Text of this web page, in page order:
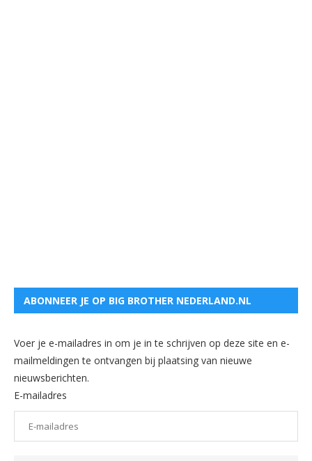
ABONNEER JE OP BIG BROTHER NEDERLAND.NL
Voer je e-mailadres in om je in te schrijven op deze site en e-
mailmeldingen te ontvangen bij plaatsing van nieuwe
nieuwsberichten.
E-mailadres